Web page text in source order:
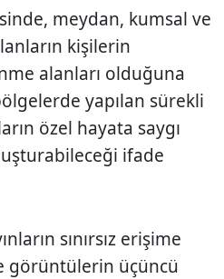
meydan, kumsal ve
kişilerin
alanları olduğuna
yapılan sürekli
özel hayata saygı
ifade
sınırsız erişime
görüntülerin üçüncü